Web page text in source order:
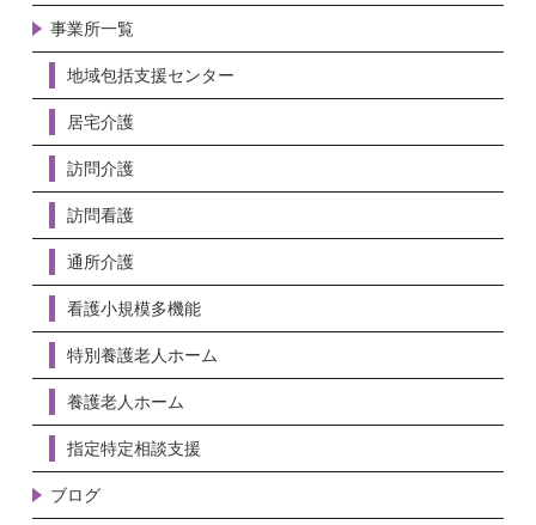
事業所一覧
地域包括支援センター
居宅介護
訪問介護
訪問看護
通所介護
看護小規模多機能
特別養護老人ホーム
養護老人ホーム
指定特定相談支援
ブログ